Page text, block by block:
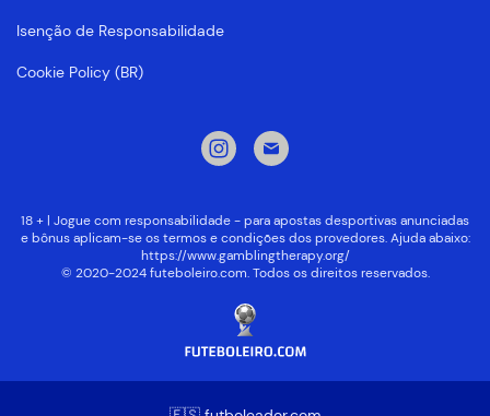
Isenção de Responsabilidade
Cookie Policy (BR)
18 + | Jogue com responsabilidade - para apostas desportivas anunciadas
e bônus aplicam-se os termos e condições dos provedores. Ajuda abaixo:
https://www.gamblingtherapy.org/
© 2020-2024 futeboleiro.com. Todos os direitos reservados.